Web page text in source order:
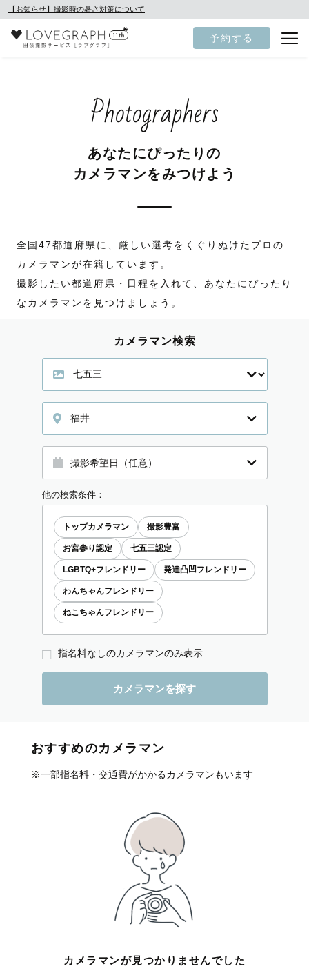
【お知らせ】撮影時の暑さ対策について
予約する
Photographers
あなたにぴったりの
カメラマンをみつけよう
全国47都道府県に、厳しい選考をくぐりぬけたプロの
カメラマンが在籍しています。
撮影したい都道府県・日程を入れて、あなたにぴったり
なカメラマンを見つけましょう。
カメラマン検索
福井
他の検索条件：
トップカメラマン 撮影豊富
お宮参り認定 七五三認定
LGBTQ+フレンドリー 発達凸凹フレンドリー
わんちゃんフレンドリー
ねこちゃんフレンドリー
指名料なしのカメラマンのみ表示
おすすめのカメラマン
※一部指名料・交通費がかかるカメラマンもいます
カメラマンが見つかりませんでした